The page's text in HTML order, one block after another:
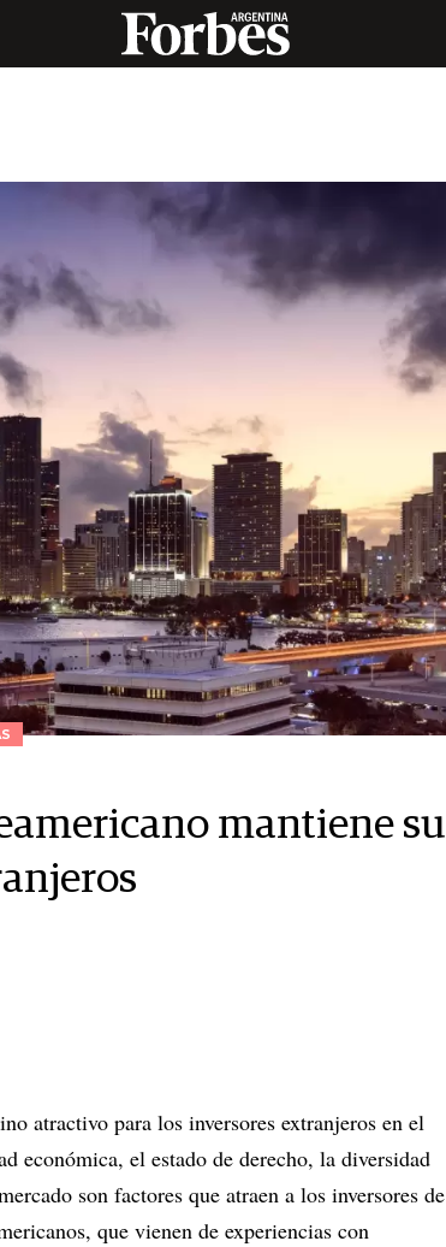
mantiene su
atractivo para los inversores extranjeros en el
económica, el estado de derecho, la diversidad
son factores que atraen a los inversores de
que vienen de experiencias con